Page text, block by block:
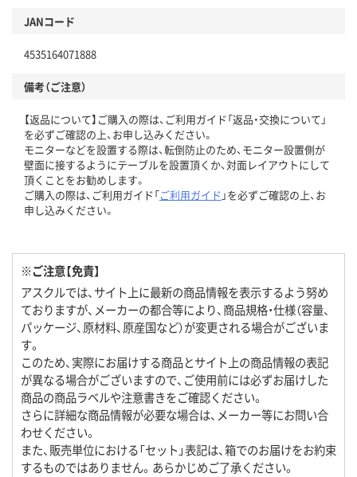
JANコード
4535164071888
備考（ご注意）
【返品について】ご購入の際は、ご利用ガイド「返品・交換について」
を必ずご確認の上、お申し込みください。
モニターなどを設置する際は、転倒防止のため、モニター設置側が
壁面に接するようにテーブルを設置頂くか、対面レイアウトにして
頂くことをお勧めします。
ご購入の際は、ご利用ガイド「ご利用ガイド 」を必ずご確認の上、お
申し込みください。
※ご注意【免責】
アスクルでは、サイト上に最新の商品情報を表示するよう努め
ておりますが、メーカーの都合等により、商品規格・仕様（容量、
パッケージ、原材料、原産国など）が変更される場合がございま
す。
このため、実際にお届けする商品とサイト上の商品情報の表記
が異なる場合がございますので、ご使用前には必ずお届けした
商品の商品ラベルや注意書きをご確認ください。
さらに詳細な商品情報が必要な場合は、メーカー等にお問い合
わせください。
また、販売単位における「セット」表記は、箱でのお届けをお約束
するものではありません。あらかじめご了承ください。